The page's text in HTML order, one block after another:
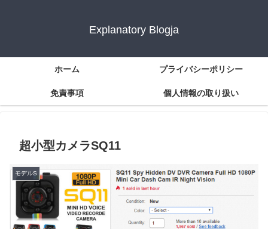
Explanatory Blogja
ホーム プライバシーポリシー
免責事項 個人情報の取り扱い
超小型カメラSQ11
モデルS